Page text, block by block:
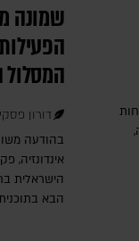
שמונה
המסלול
דורון
בהודעה
אינדונזיה,
הישראלית
הבא